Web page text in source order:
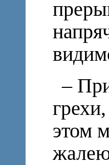
–
этом